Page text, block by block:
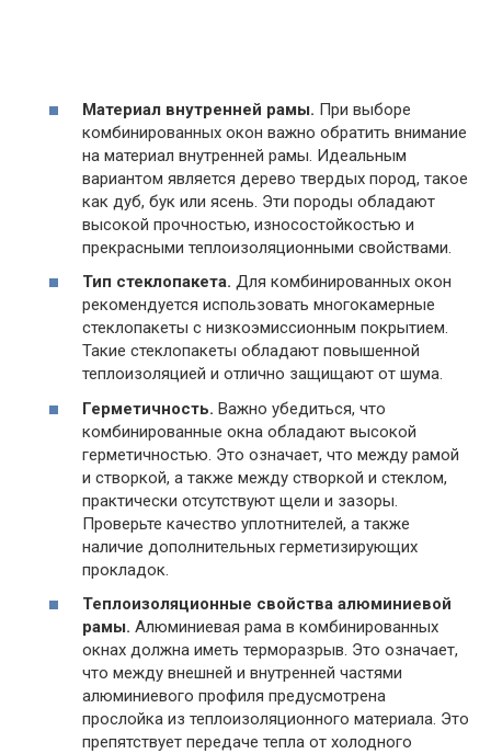
Материал внутренней рамы. При выборе
комбинированных окон важно обратить внимание
на материал внутренней рамы. Идеальным
вариантом является дерево твердых пород, такое
как дуб, бук или ясень. Эти породы обладают
высокой прочностью, износостойкостью и
прекрасными теплоизоляционными свойствами.
Тип стеклопакета. Для комбинированных окон
рекомендуется использовать многокамерные
стеклопакеты с низкоэмиссионным покрытием.
Такие стеклопакеты обладают повышенной
теплоизоляцией и отлично защищают от шума.
Герметичность. Важно убедиться, что
комбинированные окна обладают высокой
герметичностью. Это означает, что между рамой
и створкой, а также между створкой и стеклом,
практически отсутствуют щели и зазоры.
Проверьте качество уплотнителей, а также
наличие дополнительных герметизирующих
прокладок.
Теплоизоляционные свойства алюминиевой
рамы. Алюминиевая рама в комбинированных
окнах должна иметь терморазрыв. Это означает,
что между внешней и внутренней частями
алюминиевого профиля предусмотрена
прослойка из теплоизоляционного материала. Это
препятствует передаче тепла от холодного